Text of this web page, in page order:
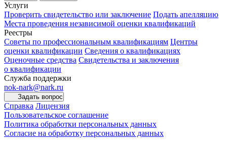
Услуги
Проверить свидетельство или заключение Подать апелляцию
Места проведения независимой оценки квалификаций
Реестры
Советы по профессиональным квалификациям Центры
оценки квалификации Сведения о квалификациях
Оценочные средства Свидетельства и заключения
о квалификации
Служба поддержки
nok-nark@nark.ru
Задать вопрос
Справка Лицензия
Пользовательское соглашение
Политика обработки персональных данных
Согласие на обработку персональных данных